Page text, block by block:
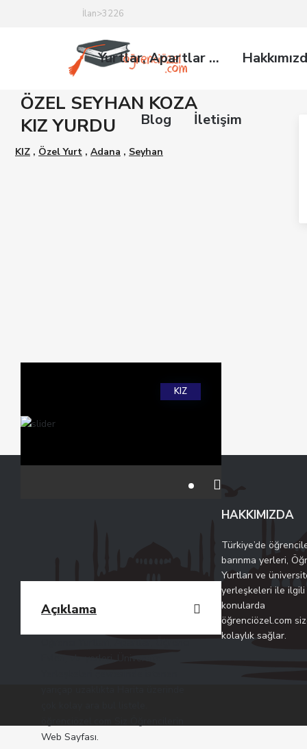
İlan>3226
Yurtlar, Apartlar …
Blog İletişim
ÖZEL SEYHAN KOZA
KIZ YURDU
KIZ , Özel Yurt , Adana , Seyhan
KIZ
Açıklama
Web Sayfası.
HAKKIMIZDA
Türkiye’de
barınma yerleri,
Yurtları ve
yerleşkeleri ile ilgili
konularda
öğrenciözel.com
kolaylık sağlar.